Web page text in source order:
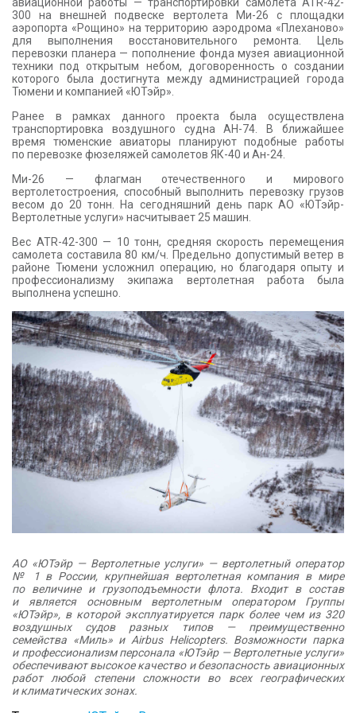
КОНТАКТЫ
300 на внешней подвеске вертолета Ми-26 с площадки
аэропорта «Рощино» на территорию аэродрома «Плеханово»
для выполнения восстановительного ремонта. Цель
перевозки планера — пополнение фонда музея авиационной
техники под открытым небом, договоренность о создании
которого была достигнута между администрацией города
Тюмени и компанией «ЮТэйр».
Ранее в рамках данного проекта была осуществлена
транспортировка воздушного судна АН-74. В ближайшее
время тюменские авиаторы планируют подобные работы
по перевозке фюзеляжей самолетов ЯК-40 и Ан-24.
Ми-26 — флагман отечественного и мирового
вертолетостроения, способный выполнить перевозку грузов
весом до 20 тонн. На сегодняшний день парк АО «ЮТэйр-
Вертолетные услуги» насчитывает 25 машин.
Вес ATR-42-300 — 10 тонн, средняя скорость перемещения
самолета составила 80 км/ч. Предельно допустимый ветер в
районе Тюмени усложнил операцию, но благодаря опыту и
профессионализму экипажа вертолетная работа была
выполнена успешно.
АО «ЮТэйр — Вертолетные услуги» — вертолетный оператор
№ 1 в России, крупнейшая вертолетная компания в мире
по величине и грузоподъемности флота. Входит в состав
и является основным вертолетным оператором Группы
«ЮТэйр», в которой эксплуатируется парк более чем из 320
воздушных судов разных типов — преимущественно
семейства «Миль» и Airbus Helicopters. Возможности парка
и профессионализм персонала «ЮТэйр — Вертолетные услуги»
обеспечивают высокое качество и безопасность авиационных
работ любой степени сложности во всех географических
и климатических зонах.